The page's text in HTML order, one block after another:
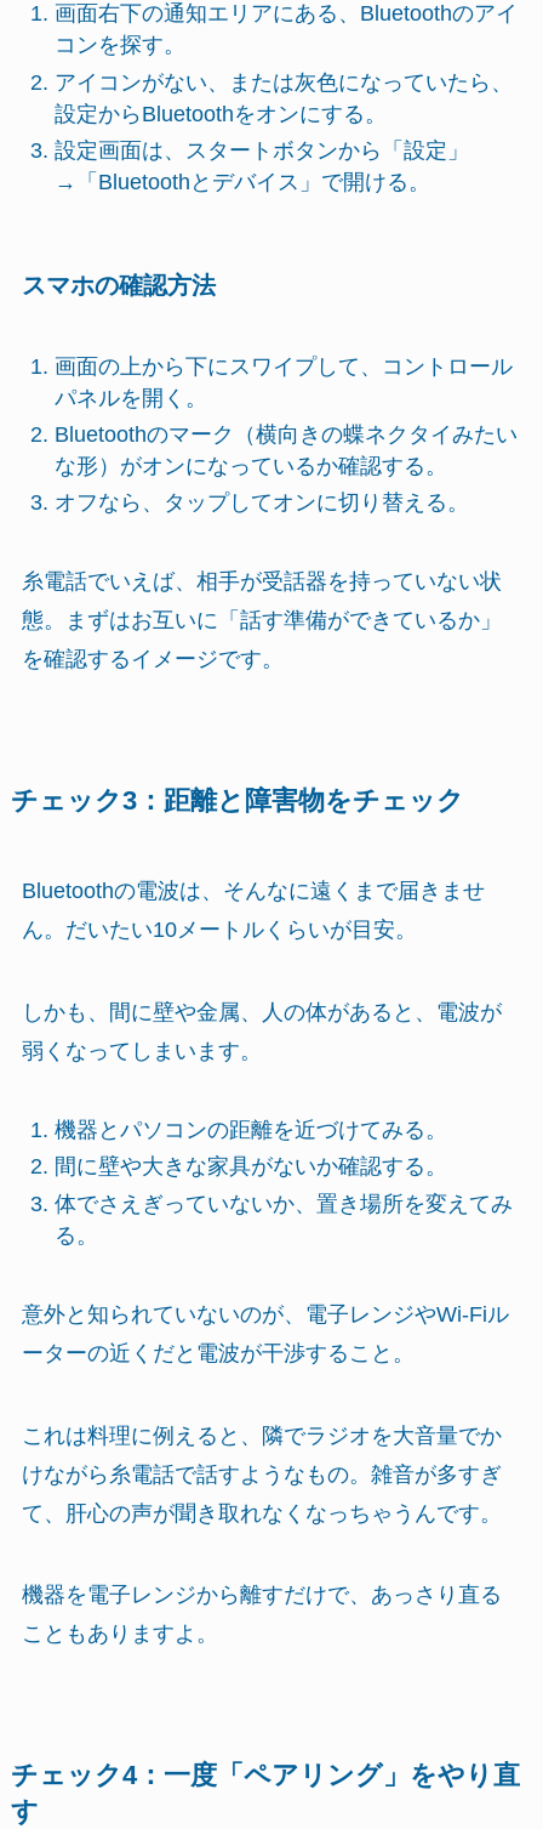
画面右下の通知エリアにある、Bluetoothのアイ
コンを探す。
アイコンがない、または灰色になっていたら、
設定からBluetoothをオンにする。
設定画面は、スタートボタンから「設定」
→「Bluetoothとデバイス」で開ける。
スマホの確認方法
画面の上から下にスワイプして、コントロール
パネルを開く。
Bluetoothのマーク（横向きの蝶ネクタイみたい
な形）がオンになっているか確認する。
オフなら、タップしてオンに切り替える。
糸電話でいえば、相手が受話器を持っていない状
態。まずはお互いに「話す準備ができているか」
を確認するイメージです。
チェック3：距離と障害物をチェック
Bluetoothの電波は、そんなに遠くまで届きませ
ん。だいたい10メートルくらいが目安。
しかも、間に壁や金属、人の体があると、電波が
弱くなってしまいます。
機器とパソコンの距離を近づけてみる。
間に壁や大きな家具がないか確認する。
体でさえぎっていないか、置き場所を変えてみ
る。
意外と知られていないのが、電子レンジやWi-Fiル
ーターの近くだと電波が干渉すること。
これは料理に例えると、隣でラジオを大音量でか
けながら糸電話で話すようなもの。雑音が多すぎ
て、肝心の声が聞き取れなくなっちゃうんです。
機器を電子レンジから離すだけで、あっさり直る
こともありますよ。
チェック4：一度「ペアリング」をやり直
す